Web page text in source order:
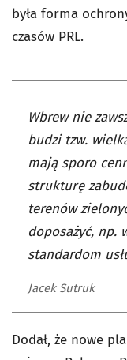
była forma
czasów PRL.
Wbrew nie
budzi tzw.
mają sporo
strukturę
terenów
doposażyć, np.
standardom
Jacek Sutruk
Dodał, że nowe